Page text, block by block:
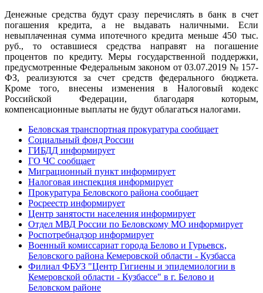
Денежные средства будут сразу перечислять в банк в счет
погашения кредита, а не выдавать наличными. Если
невыплаченная сумма ипотечного кредита меньше 450 тыс.
руб., то оставшиеся средства направят на погашение
процентов по кредиту. Меры государственной поддержки,
предусмотренные Федеральным законом от 03.07.2019 № 157-
ФЗ, реализуются за счет средств федерального бюджета.
Кроме того, внесены изменения в Налоговый кодекс
Российской Федерации, благодаря которым,
компенсационные выплаты не будут облагаться налогами.
Беловская транспортная прокуратура сообщает
Социальный фонд России
ГИБДД информирует
ГО ЧС сообщает
Миграционный пункт информирует
Налоговая инспекция информирует
Прокуратура Беловского района сообщает
Росреестр информирует
Центр занятости населения информирует
Отдел МВД России по Беловскому МО информирует
Роспотребнадзор информирует
Военный комиссариат города Белово и Гурьевск,
Беловского района Кемеровской области - Кузбасса
Филиал ФБУЗ "Центр Гигиены и эпидемиологии в
Кемеровской области - Кузбассе" в г. Белово и
Беловском районе